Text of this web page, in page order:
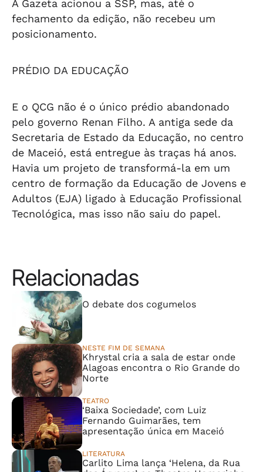
A Gazeta acionou a SSP, mas, até o
fechamento da edição, não recebeu um
posicionamento.
PRÉDIO DA EDUCAÇÃO
E o QCG não é o único prédio abandonado
pelo governo Renan Filho. A antiga sede da
Secretaria de Estado da Educação, no centro
de Maceió, está entregue às traças há anos.
Havia um projeto de transformá-la em um
centro de formação da Educação de Jovens e
Adultos (EJA) ligado à Educação Profissional
Tecnológica, mas isso não saiu do papel.
Relacionadas
O debate dos cogumelos
NESTE FIM DE SEMANA
Khrystal cria a sala de estar onde
Alagoas encontra o Rio Grande do
Norte
TEATRO
‘Baixa Sociedade’, com Luiz
Fernando Guimarães, tem
apresentação única em Maceió
LITERATURA
Carlito Lima lança ‘Helena, da Rua